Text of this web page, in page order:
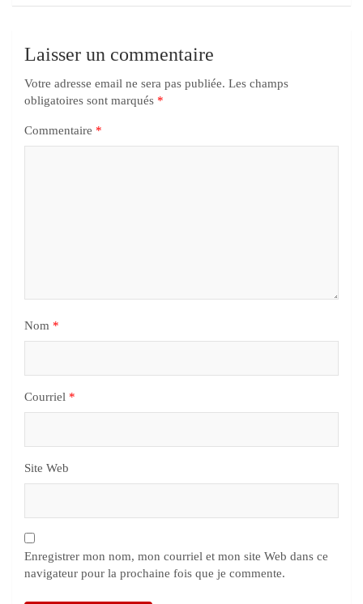
Laisser un commentaire
Votre adresse email ne sera pas publiée. Les champs
obligatoires sont marqués *
Commentaire *
Nom *
Courriel *
Site Web
Enregistrer mon nom, mon courriel et mon site Web dans ce
navigateur pour la prochaine fois que je commente.